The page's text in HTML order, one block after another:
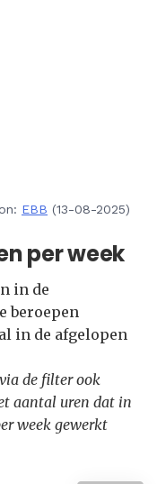
EBB (13-08-2025)
per week
in de
beroepen
in de afgelopen
de filter ook
aantal uren dat in
week gewerkt